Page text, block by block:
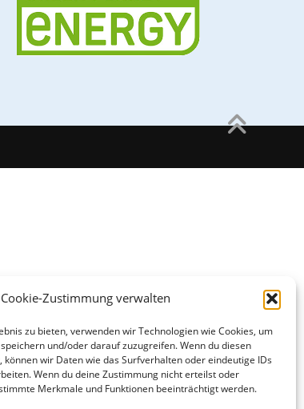
Cookie-Zustimmung verwalten
zu bieten, verwenden wir Technologien wie Cookies, um
und/oder darauf zuzugreifen. Wenn du diesen
können wir Daten wie das Surfverhalten oder eindeutige IDs
Wenn du deine Zustimmung nicht erteilst oder
Merkmale und Funktionen beeinträchtigt werden.